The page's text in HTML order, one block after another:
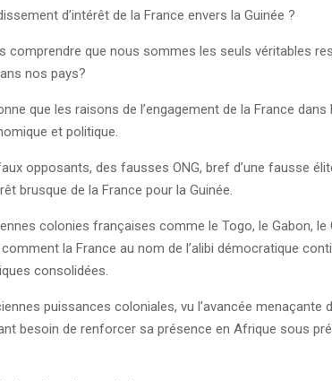
d’intérêt de la France envers la Guinée ?
comprendre que nous sommes les seuls véritables
nos pays?
que les raisons de l’engagement de la France
et politique.
opposants, des fausses ONG, bref d’une fausse
brusque de la France pour la Guinée.
colonies françaises comme le Togo, le Gabon, le
la France au nom de l’alibi démocratique
consolidées.
puissances coloniales, vu l’avancée menaçante
besoin de renforcer sa présence en Afrique sous